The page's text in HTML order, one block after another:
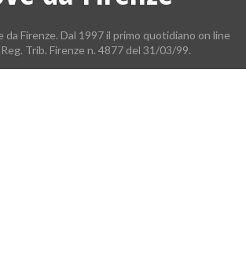
Firenze. Dal 1997 il primo quotidiano on line
Trib. Firenze n. 4877 del 31/03/99.